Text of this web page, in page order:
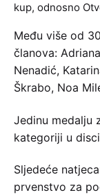
kup, odnosno
Među više od
članova:
Nenadić,
Škrabo, Noa
Jedinu medalju
kategoriji u
Sljedeće
prvenstvo za